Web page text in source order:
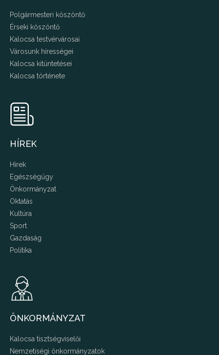
Polgármesteri köszöntő
Érseki köszöntő
Kalocsa testvérvárosai
Városunk hírességei
Kalocsa kitüntetései
Kalocsa története
HÍREK
Hírek
Egészségügy
Önkormányzat
Oktatás
Kultúra
Sport
Gazdaság
Politika
ÖNKORMÁNYZAT
Kalocsa tisztségviselői
Nemzetiségi önkormányzatok